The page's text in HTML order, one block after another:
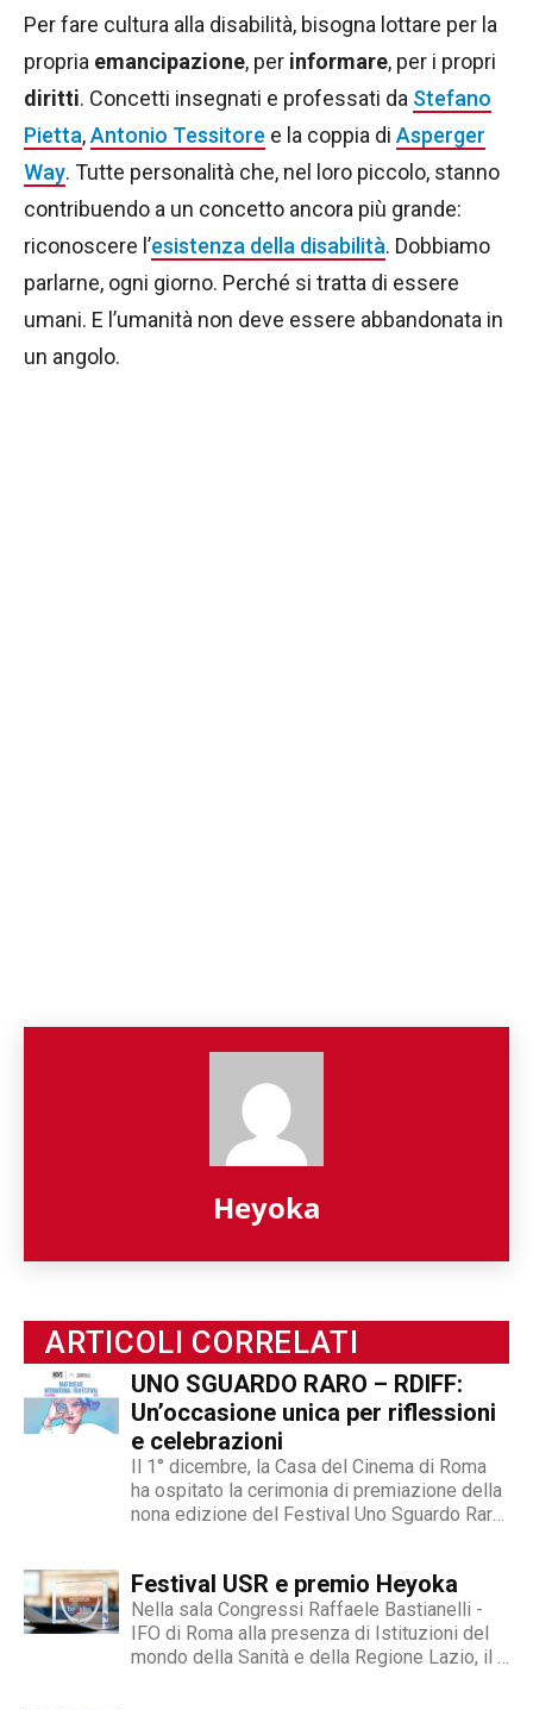
Per fare cultura alla disabilità, bisogna lottare per la
propria emancipazione, per informare, per i propri
diritti. Concetti insegnati e professati da Stefano
Pietta,Antonio Tessitore e la coppia di Asperger
Way. Tutte personalità che, nel loro piccolo, stanno
contribuendo a un concetto ancora più grande:
riconoscere l’esistenza della disabilità. Dobbiamo
parlarne, ogni giorno. Perché si tratta di essere
umani. E l’umanità non deve essere abbandonata in
un angolo.
Heyoka
ARTICOLI CORRELATI
UNO SGUARDO RARO – RDIFF:
Un’occasione unica per riflessioni
e celebrazioni
Il 1° dicembre, la Casa del Cinema di Roma
ha ospitato la cerimonia di premiazione della
nona edizione del Festival Uno Sguardo Raro
diversità, alla fragilità, all’integrazione e del
quale siamo...
Festival USR e premio Heyoka
Nella sala Congressi Raffaele Bastianelli -
IFO di Roma alla presenza di Istituzioni del
mondo della Sanità e della Regione Lazio, il 9